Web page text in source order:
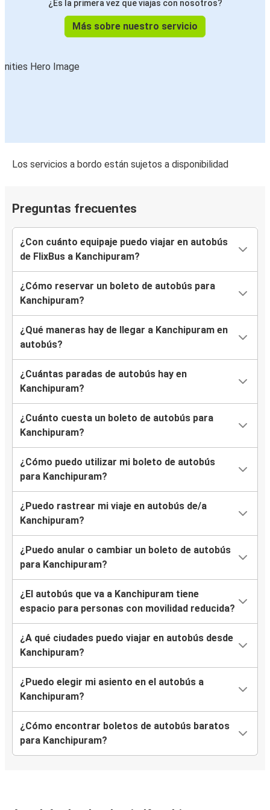
¿Es la primera vez que viajas con nosotros?
Más sobre nuestro servicio
Los servicios a bordo están sujetos a disponibilidad
Preguntas frecuentes
¿Con cuánto equipaje puedo viajar en autobús
de FlixBus a Kanchipuram?
¿Cómo reservar un boleto de autobús para
Kanchipuram?
¿Qué maneras hay de llegar a Kanchipuram en
autobús?
¿Cuántas paradas de autobús hay en
Kanchipuram?
¿Cuánto cuesta un boleto de autobús para
Kanchipuram?
¿Cómo puedo utilizar mi boleto de autobús
para Kanchipuram?
¿Puedo rastrear mi viaje en autobús de/a
Kanchipuram?
¿Puedo anular o cambiar un boleto de autobús
para Kanchipuram?
¿El autobús que va a Kanchipuram tiene
espacio para personas con movilidad reducida?
¿A qué ciudades puedo viajar en autobús desde
Kanchipuram?
¿Puedo elegir mi asiento en el autobús a
Kanchipuram?
¿Cómo encontrar boletos de autobús baratos
para Kanchipuram?